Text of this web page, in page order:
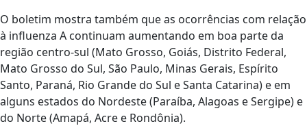
O boletim mostra também que as ocorrências com relação
à influenza A continuam aumentando em boa parte da
região centro-sul (Mato Grosso, Goiás, Distrito Federal,
Mato Grosso do Sul, São Paulo, Minas Gerais, Espírito
Santo, Paraná, Rio Grande do Sul e Santa Catarina) e em
alguns estados do Nordeste (Paraíba, Alagoas e Sergipe) e
do Norte (Amapá, Acre e Rondônia).